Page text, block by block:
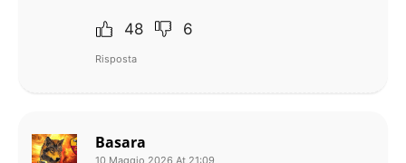
48 6
Risposta
Basara
10 Maggio 2026 At 21:09